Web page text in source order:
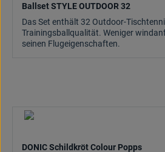
Ballset STYLE OUTDOOR 32
Das Set enthält 32 Outdoor-
Trainingsballqualität. Weniger
seinen Flugeigenschaften.
DONIC Schildkröt Colour Popps